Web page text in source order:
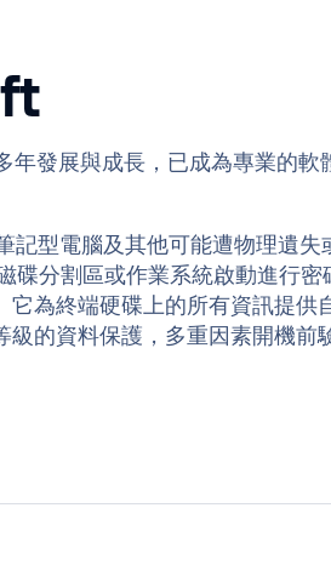
年發展與成長，已成為專業的
記型電腦及其他可能遭物理遺
碟分割區或作業系統啟動進行
它為終端硬碟上的所有資訊提
級的資料保護，多重因素開機